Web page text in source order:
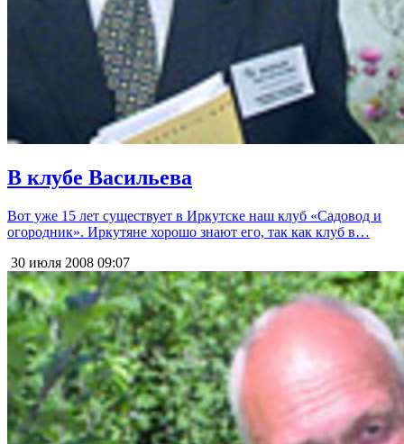
В клубе Васильева
Вот уже 15 лет существует в Иркутске наш клуб «Садовод и
огородник». Иркутяне хорошо знают его, так как клуб в…
30 июля 2008 09:07